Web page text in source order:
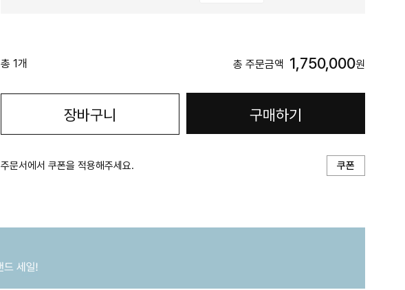
총 1개 총 주문금액 1,750,000원
장바구니 구매하기
주문서에서 쿠폰을 적용해주세요. 쿠폰